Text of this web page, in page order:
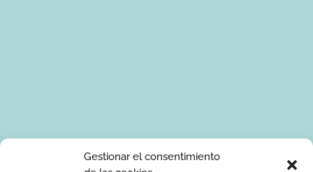
Gestionar el consentimiento
Tus datos de carácter personal serán tratados por Ponle Arte
para enviarte información sobre manualidades. La base legal